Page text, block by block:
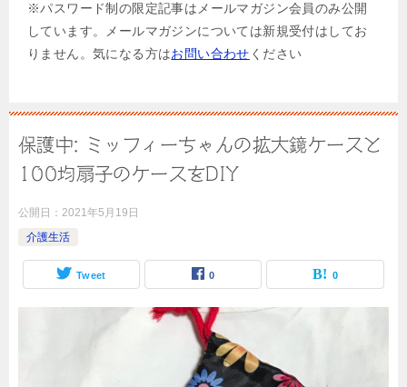
※パスワード制の限定記事はメールマガジン会員のみ公開
しています。メールマガジンについては新規受付はしてお
りません。気になる方はお問い合わせ ください
保護中: ミッフィーちゃんの拡大鏡ケースと
100均扇子のケースをDIY
公開日： 2021年5月19日
介護生活
Tweet 0 0